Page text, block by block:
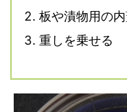
板や漬物用の内
重しを乗せる